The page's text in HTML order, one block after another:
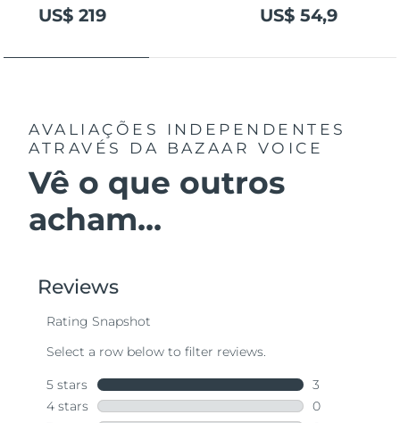
US$ 219 US$ 54,9
AVALIAÇÕES INDEPENDENTES
ATRAVÉS DA BAZAAR VOICE
Vê o que outros
acham...